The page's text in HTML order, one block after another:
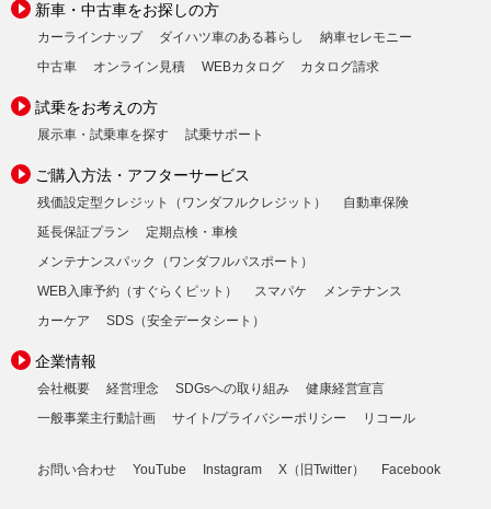
新車・中古車をお探しの方
カーラインナップ ダイハツ車のある暮らし
納車セレモニー
中古車
オンライン見積 WEBカタログ カタログ請求
試乗をお考えの方
展示車・試乗車を探す 試乗サポート
ご購入方法・アフターサービス
残価設定型クレジット（ワンダフルクレジット）
自動車保険
延長保証プラン
定期点検・車検
メンテナンスパック（ワンダフルパスポート）
WEB入庫予約（すぐらくピット）
スマパケ
メンテナンス
カーケア
SDS（安全データシート）
企業情報
会社概要 経営理念 SDGsへの取り組み
健康経営宣言
一般事業主行動計画
サイト/プライバシーポリシー リコール
お問い合わせ YouTube Instagram X（旧Twitter） Facebook